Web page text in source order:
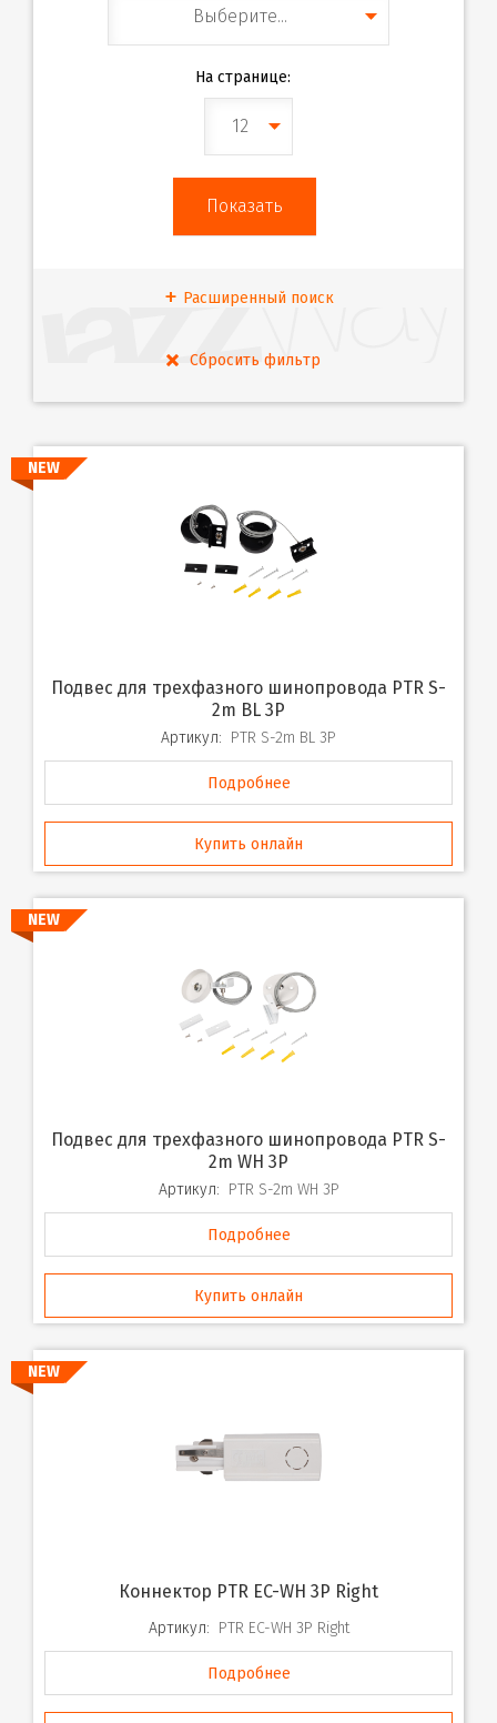
Выберите...
На странице:
12
Расширенный поиск
NEW
Подвес для трехфазного шинопровода PTR S-
2m BL 3P
Артикул: PTR S-2m BL 3P
Подробнее
Купить онлайн
NEW
Подвес для трехфазного шинопровода PTR S-
2m WH 3P
Артикул: PTR S-2m WH 3P
Подробнее
Купить онлайн
NEW
Коннектор PTR EC-WH 3P Right
Артикул: PTR EC-WH 3P Right
Подробнее